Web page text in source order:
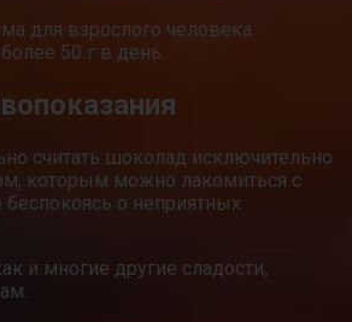
для взрослого человека
50 г в день.
считать шоколад исключительно
которым можно лакомиться с
беспокоясь о неприятных
и многие другие сладости,